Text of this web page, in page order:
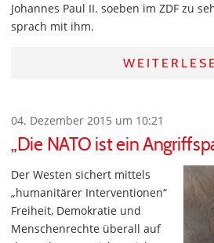
Johannes Paul II. soeben im ZDF zu
sprach mit ihm.
04. Dezember 2015 um 10:21
„Die NATO ist ein
Der Westen sichert mittels
„humanitärer Interventionen“
Freiheit, Demokratie und
Menschenrechte überall auf